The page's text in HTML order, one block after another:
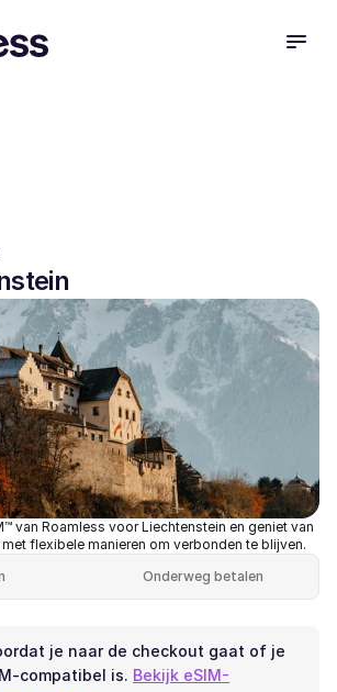
van Roamless voor Liechtenstein en geniet van
flexibele manieren om verbonden te blijven.
Onderweg betalen
je naar de checkout gaat of je
compatibel is. Bekijk eSIM-